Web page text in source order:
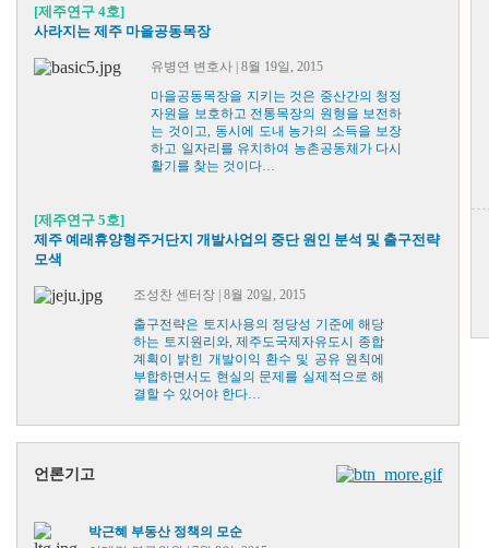
[제주연구 4호]
사라지는 제주 마을공동목장
유병연 변호사 | 8월 19일, 2015
마을공동목장을 지키는 것은 중산간의 청정
자원을 보호하고 전통목장의 원형을 보전하
는 것이고, 동시에 도내 농가의 소득을 보장
하고 일자리를 유치하여 농촌공동체가 다시
활기를 찾는 것이다…
[제주연구 5호]
제주 예래휴양형주거단지 개발사업의 중단 원인 분석 및 출구전략
모색
조성찬 센터장 | 8월 20일, 2015
출구전략은 토지사용의 정당성 기준에 해당
하는 토지원리와, 제주도국제자유도시 종합
계획이 밝힌 개발이익 환수 및 공유 원칙에
부합하면서도 현실의 문제를 실제적으로 해
결할 수 있어야 한다…
언론기고
박근혜 부동산 정책의 모순